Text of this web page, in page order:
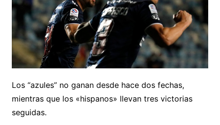
Los “azules” no ganan desde hace dos fechas,
mientras que los «hispanos» llevan tres victorias
seguidas.